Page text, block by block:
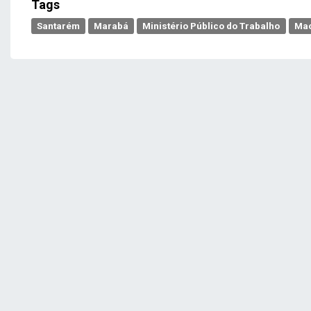
Tags
Santarém Marabá Ministério Público do Trabalho